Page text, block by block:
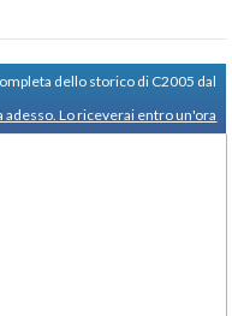
dello storico di C2005 dal
adesso. Lo riceverai entro un'ora